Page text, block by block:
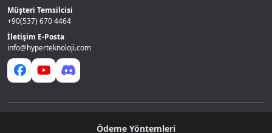
Müşteri Temsilcisi
+90(537) 670 4464
İletişim E-Posta
info@hyperteknoloji.com
Ödeme Yöntemleri